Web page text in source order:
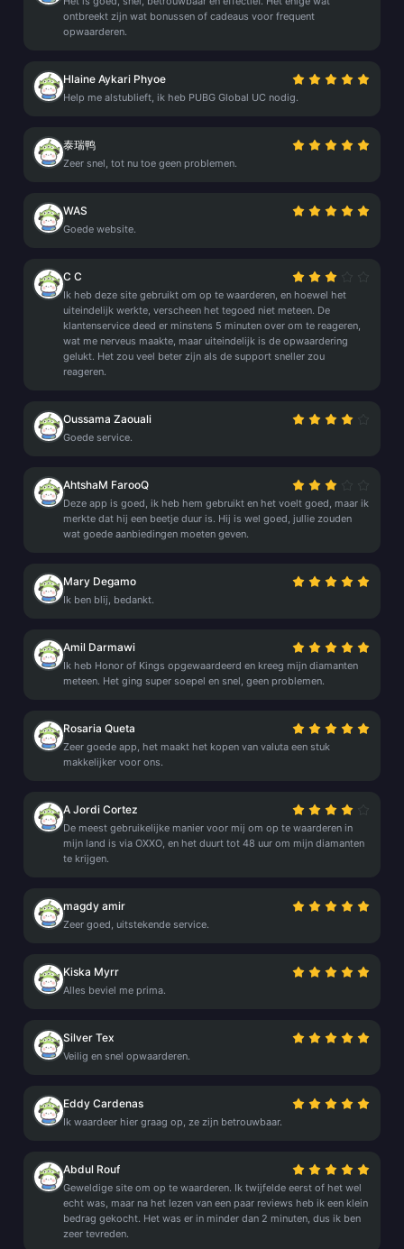
ontbreekt zijn wat bonussen of cadeaus voor frequent
opwaarderen.
Hlaine Aykari Phyoe
Help me alstublieft, ik heb PUBG Global UC nodig.
泰瑞鸭
Zeer snel, tot nu toe geen problemen.
WAS
Goede website.
C C
Ik heb deze site gebruikt om op te waarderen, en hoewel het
uiteindelijk werkte, verscheen het tegoed niet meteen. De
klantenservice deed er minstens 5 minuten over om te reageren,
wat me nerveus maakte, maar uiteindelijk is de opwaardering
gelukt. Het zou veel beter zijn als de support sneller zou
reageren.
Oussama Zaouali
Goede service.
AhtshaM FarooQ
Deze app is goed, ik heb hem gebruikt en het voelt goed, maar ik
merkte dat hij een beetje duur is. Hij is wel goed, jullie zouden
wat goede aanbiedingen moeten geven.
Mary Degamo
Ik ben blij, bedankt.
Amil Darmawi
Ik heb Honor of Kings opgewaardeerd en kreeg mijn diamanten
meteen. Het ging super soepel en snel, geen problemen.
Rosaria Queta
Zeer goede app, het maakt het kopen van valuta een stuk
makkelijker voor ons.
A Jordi Cortez
De meest gebruikelijke manier voor mij om op te waarderen in
mijn land is via OXXO, en het duurt tot 48 uur om mijn diamanten
te krijgen.
magdy amir
Zeer goed, uitstekende service.
Kiska Myrr
Alles beviel me prima.
Silver Tex
Veilig en snel opwaarderen.
Eddy Cardenas
Ik waardeer hier graag op, ze zijn betrouwbaar.
Abdul Rouf
Geweldige site om op te waarderen. Ik twijfelde eerst of het wel
echt was, maar na het lezen van een paar reviews heb ik een klein
bedrag gekocht. Het was er in minder dan 2 minuten, dus ik ben
zeer tevreden.